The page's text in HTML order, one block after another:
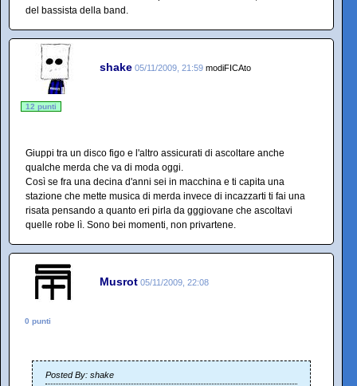
del bassista della band.
shake 05/11/2009, 21:59 modiFICAto
12 punti
Giuppi tra un disco figo e l'altro assicurati di ascoltare anche
qualche merda che va di moda oggi.
Così se fra una decina d'anni sei in macchina e ti capita una
stazione che mette musica di merda invece di incazzarti ti fai una
risata pensando a quanto eri pirla da gggiovane che ascoltavi
quelle robe lì. Sono bei momenti, non privartene.
Musrot 05/11/2009, 22:08
0 punti
Posted By: shake